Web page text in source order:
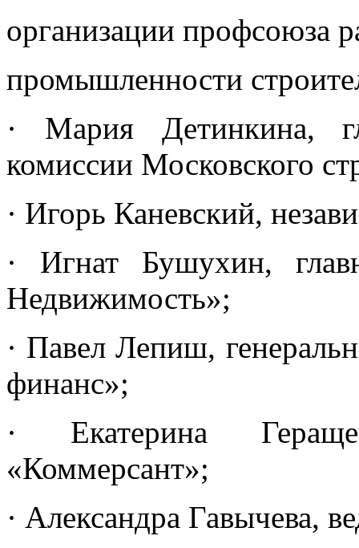
организации профсоюза
промышленности
· Мария Детинкина,
комиссии Московского
· Игорь Каневский,
· Игнат Бушухин,
Недвижимость»;
· Павел Лепиш,
финанс»;
· Екатерина
«Коммерсант»;
· Александра Гавычева,